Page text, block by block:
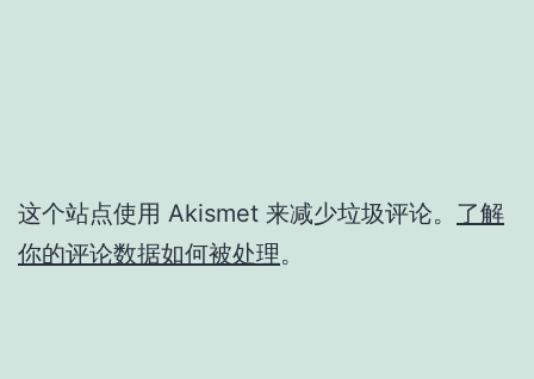
这个站点使用 Akismet 来减少垃圾评论。 了解
你的评论数据如何被处理。